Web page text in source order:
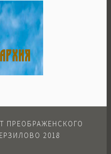
ПРЕОБРАЖЕНСКОГО
2018